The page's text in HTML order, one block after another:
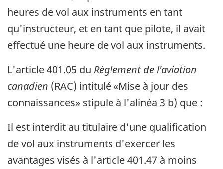
heures de vol aux instruments en tant
qu'instructeur, et en tant que pilote, il avait
effectué une heure de vol aux instruments.
L'article 401.05 du Règlement de l'aviation
canadien (RAC) intitulé «Mise à jour des
connaissances» stipule à l'alinéa 3 b) que :
Il est interdit au titulaire d'une qualification
de vol aux instruments d'exercer les
avantages visés à l'article 401.47 à moins